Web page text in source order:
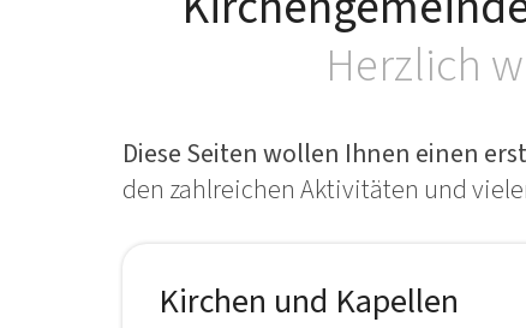
Herzlich
Diese Seiten wollen Ihnen einen
den zahlreichen Aktivitäten und
Kirchen und Kapellen